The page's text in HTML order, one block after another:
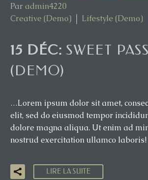
Par admin4220
Creative (Demo)
Lifestyle (Demo)
15 DÉC:SWEET
(DEMO)
…Lorem ipsum dolor sit amet,
elit, sed do eiusmod tempor
dolore magna aliqua. Ut enim ad
nostrud exercitation ullamco laboris!
LIRE LA SUITE